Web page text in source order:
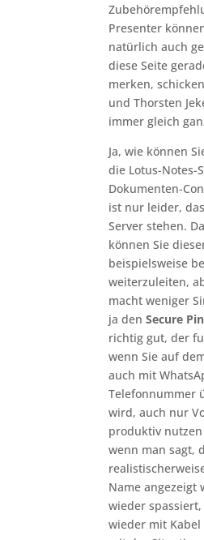
Presenter
natürlich auch
diese Seite
merken,
und Thorsten
immer gleich
Ja, wie können
die Lotus-Notes-
Dokumenten-
ist nur leider,
Server stehen.
können Sie
beispielsweise
weiterzuleiten,
macht weniger
ja denSecure
richtig gut, der
wenn Sie auf
auch mit
Telefonnummer
wird, auch nur
produktiv
wenn man sagt,
Name angezeigt
wieder
wieder mit